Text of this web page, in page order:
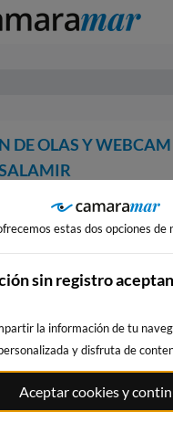
DE OLAS Y WEBCAM
PREVISIÓN
PLAYA DE
WEBCAMS
estas dos opciones de
sin registro
la información de tu
y disfruta de
Aceptar cookies y